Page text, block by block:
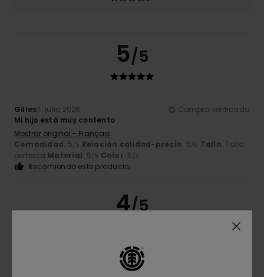
5/5
Gilles7. julio 2026
Compra verificada
Mi hijo está muy contento
Mostrar original - Français
Comodidad: 5/5 Relación calidad-precio: 5/5 Talla: Talla
perfecta Material: 5/5 Color: 5 /5
Recomiendo este producto
4/5